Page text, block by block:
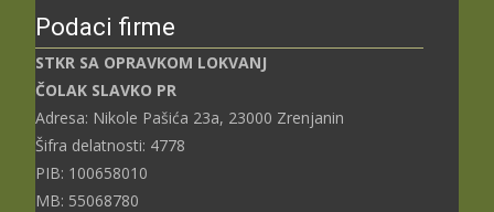
Podaci firme
STKR SA OPRAVKOM LOKVANJ
ČOLAK SLAVKO PR
Adresa: Nikole Pašića 23a, 23000 Zrenjanin
Šifra delatnosti: 4778
PIB: 100658010
MB: 55068780